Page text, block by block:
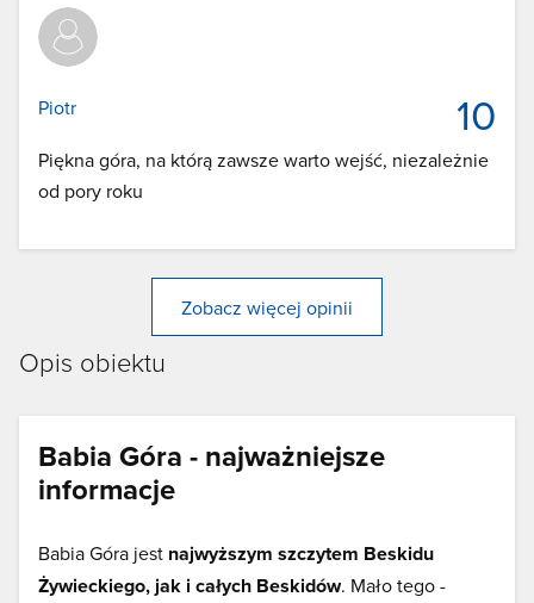
10
Piotr
Piękna góra, na którą zawsze warto wejść, niezależnie
od pory roku
Zobacz więcej opinii
Opis obiektu
Babia Góra - najważniejsze
informacje
Babia Góra jest najwyższym szczytem Beskidu
Żywieckiego, jak i całych Beskidów. Mało tego -